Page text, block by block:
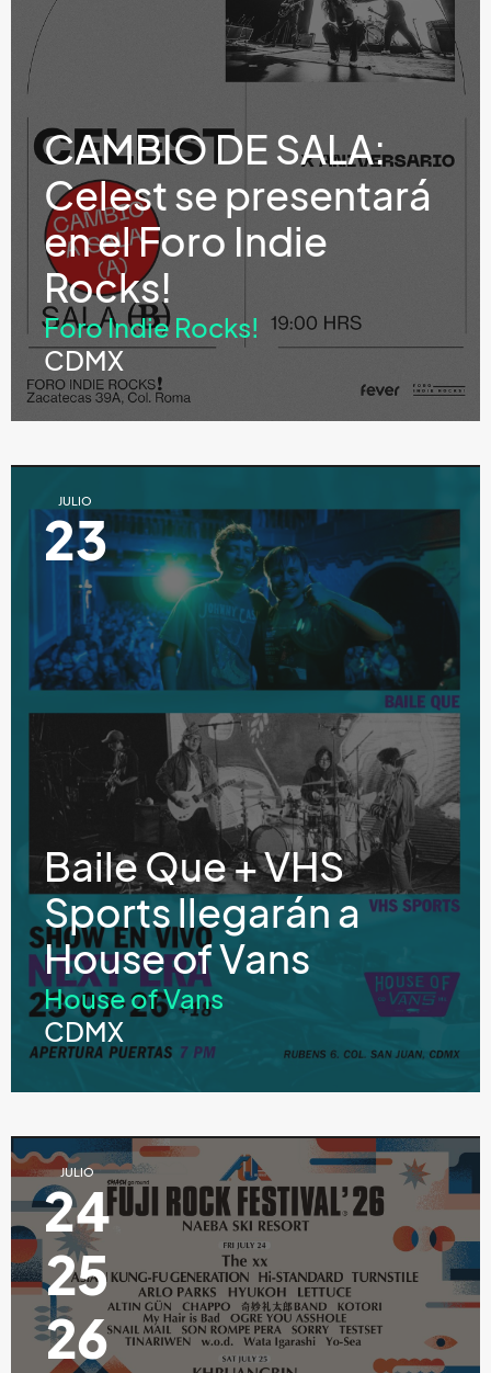
CAMBIO DE SALA:
Celest se presentará
en el Foro Indie
Rocks!
Foro Indie Rocks!
CDMX
JULIO
23
Baile Que + VHS
Sports llegarán a
House of Vans
House of Vans
CDMX
JULIO
24
25
26